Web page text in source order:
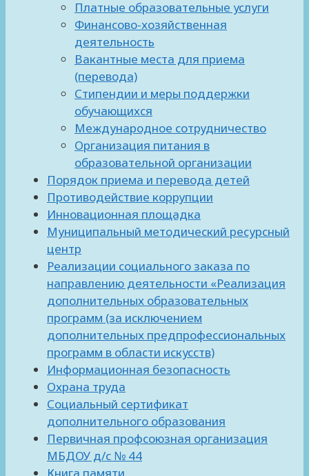
Платные образовательные услуги
Финансово-хозяйственная
деятельность
Вакантные места для приема
(перевода)
Стипендии и меры поддержки
обучающихся
Международное сотрудничество
Организация питания в
образовательной организации
Порядок приема и перевода детей
Противодействие коррупции
Инновационная площадка
Муниципальный методический ресурсный
центр
Реализации социального заказа по
направлению деятельности «Реализация
дополнительных образовательных
программ (за исключением
дополнительных предпрофессиональных
программ в области искусств)
Информационная безопасность
Охрана труда
Социальный сертификат
дополнительного образования
Первичная профсоюзная организация
МБДОУ д/с № 44
Книга памяти